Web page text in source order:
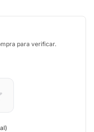
para verificar.